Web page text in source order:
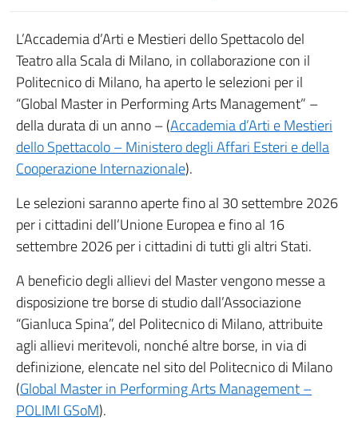
L’Accademia d’Arti e Mestieri dello Spettacolo del
Teatro alla Scala di Milano, in collaborazione con il
Politecnico di Milano, ha aperto le selezioni per il
“Global Master in Performing Arts Management” –
della durata di un anno – (Accademia d’Arti e Mestieri
dello Spettacolo – Ministero degli Affari Esteri e della
Cooperazione Internazionale).
Le selezioni saranno aperte fino al 30 settembre 2026
per i cittadini dell’Unione Europea e fino al 16
settembre 2026 per i cittadini di tutti gli altri Stati.
A beneficio degli allievi del Master vengono messe a
disposizione tre borse di studio dall’Associazione
“Gianluca Spina”, del Politecnico di Milano, attribuite
agli allievi meritevoli, nonché altre borse, in via di
definizione, elencate nel sito del Politecnico di Milano
(Global Master in Performing Arts Management –
POLIMI GSoM).